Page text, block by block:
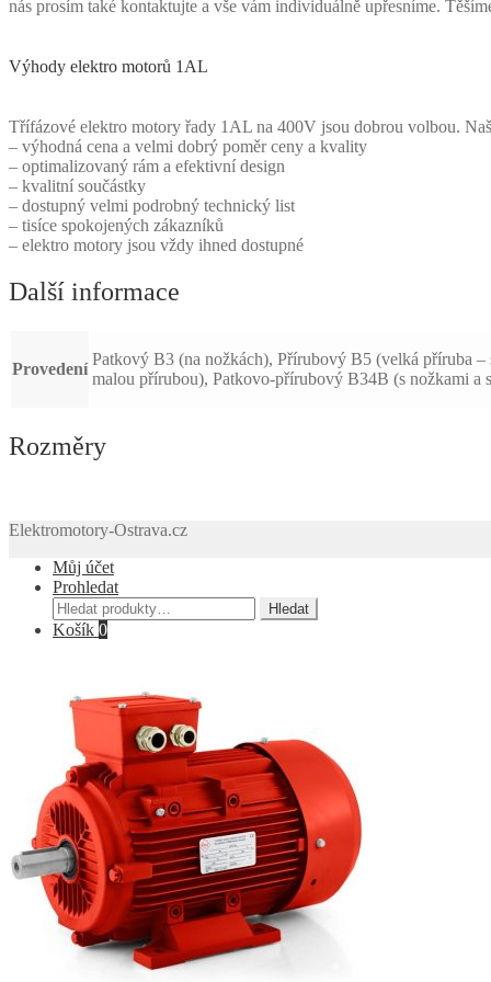
nás prosím také kontaktujte a vše vám individuálně upřesníme.
Výhody elektro motorů 1AL
Třífázové elektro motory řady 1AL na 400V jsou dobrou volbou.
– výhodná cena a velmi dobrý poměr ceny a kvality
– optimalizovaný rám a efektivní design
– kvalitní součástky
– dostupný velmi podrobný technický list
– tisíce spokojených zákazníků
– elektro motory jsou vždy ihned dostupné
Další informace
Provedení
Patkový B3 (na nožkách), Přírubový B5 (velká příruba
malou přírubou), Patkovo-přírubový B34B (s nožkami a
Rozměry
Elektromotory-Ostrava.cz
Můj účet
Prohledat
Hledat:
Hledat
Košík 0